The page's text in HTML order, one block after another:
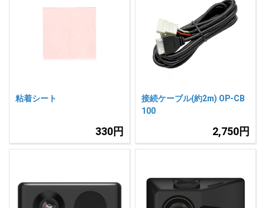
粘着シート
330円
接続ケーブル(約2m) OP-CB
100
2,750円